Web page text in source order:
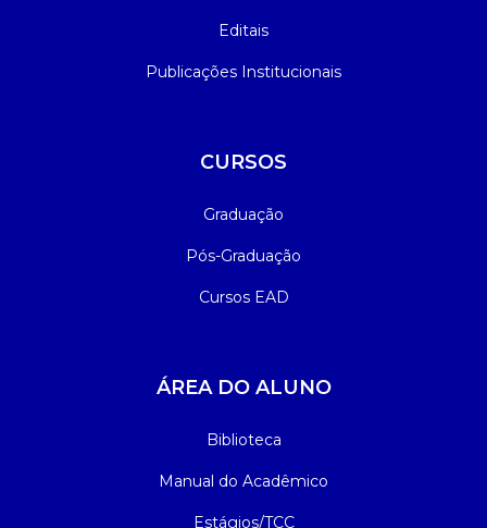
Editais
Publicações Institucionais
CURSOS
Graduação
Pós-Graduação
Cursos EAD
ÁREA DO ALUNO
Biblioteca
Manual do Acadêmico
Estágios/TCC